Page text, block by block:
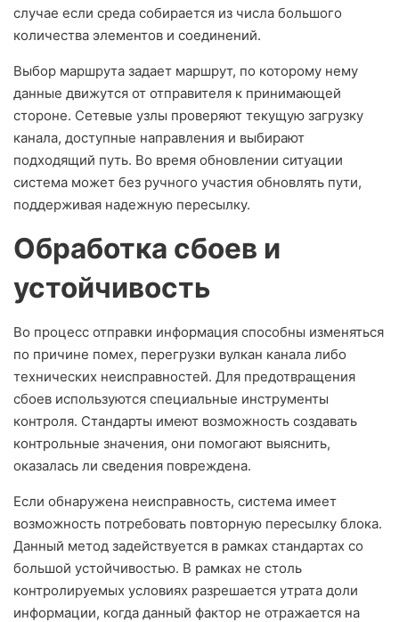
случае если среда собирается из числа большого
количества элементов и соединений.
Выбор маршрута задает маршрут, по которому нему
данные движутся от отправителя к принимающей
стороне. Сетевые узлы проверяют текущую загрузку
канала, доступные направления и выбирают
подходящий путь. Во время обновлении ситуации
система может без ручного участия обновлять пути,
поддерживая надежную пересылку.
Обработка сбоев и
устойчивость
Во процесс отправки информация способны изменяться
по причине помех, перегрузки вулкан канала либо
технических неисправностей. Для предотвращения
сбоев используются специальные инструменты
контроля. Стандарты имеют возможность создавать
контрольные значения, они помогают выяснить,
оказалась ли сведения повреждена.
Если обнаружена неисправность, система имеет
возможность потребовать повторную пересылку блока.
Данный метод задействуется в рамках стандартах со
большой устойчивостью. В рамках не столь
контролируемых условиях разрешается утрата доли
информации, когда данный фактор не отражается на